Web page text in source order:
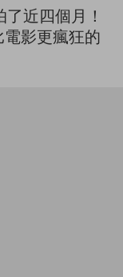
近四個月！
電影更瘋狂的